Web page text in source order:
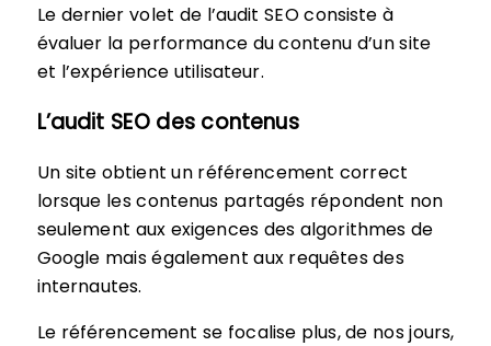
Le dernier volet de l’audit SEO consiste à
évaluer la performance du contenu d’un site
et l’expérience utilisateur.
L’audit SEO des contenus
Un site obtient un référencement correct
lorsque les contenus partagés répondent non
seulement aux exigences des algorithmes de
Google mais également aux requêtes des
internautes.
Le référencement se focalise plus, de nos jours,